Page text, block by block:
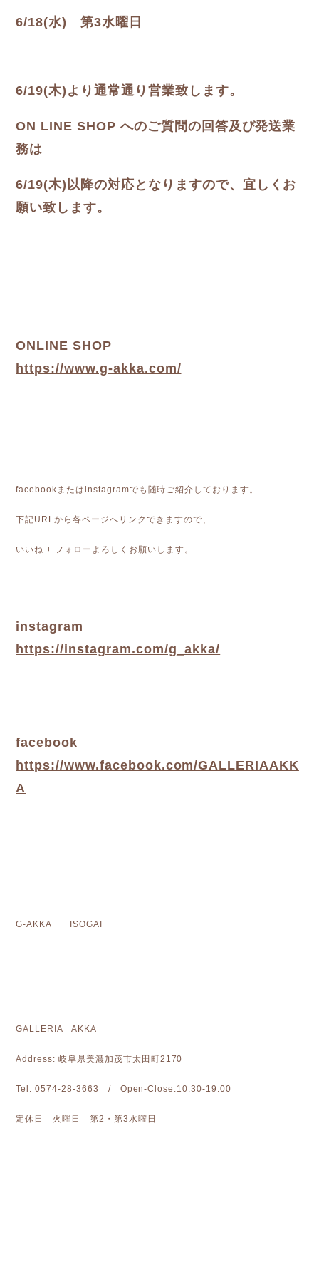
6/18(水) 第3水曜日
6/19(木)より通常通り営業致します。
ON LINE SHOP へのご質問の回答及び発送業
務は
6/19(木)以降の対応となりますので、宜しくお
願い致します。
ONLINE SHOP
https://www.g-akka.com/
facebookまたはinstagramでも随時ご紹介しております。
下記URLから各ページへリンクできますので、
いいね + フォローよろしくお願いします。
instagram
https://instagram.com/g_akka/
facebook
https://www.facebook.com/GALLERIAAKK
A
G-AKKA ISOGAI
GALLERIA AKKA
Address: 岐阜県美濃加茂市太田町2170
Tel: 0574-28-3663 / Open-Close:10:30-19:00
定休日 火曜日 第2・第3水曜日